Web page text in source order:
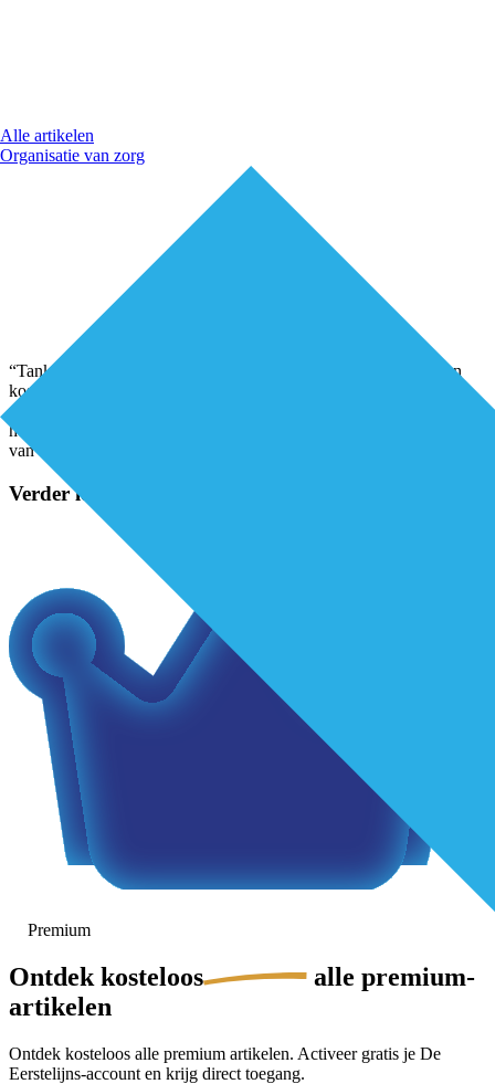
Alle artikelen
Organisatie van zorg
“Tankers van koers laten veranderen vergt een ruim vaarwater en
kost tijd. De eerstelijnszorg is zo’n tanker die een ingezette koers
volgt, zich niet in ruim vaarwater bevindt en dus veel tijd nodig
heeft om een andere koers in te slaan. Dat leidt ertoe dat het profiel
van de eerstelijnszorg
Verder lezen?
Premium
Ontdek kosteloos
alle premium-
artikelen
Ontdek kosteloos alle premium artikelen. Activeer gratis je De
Eerstelijns-account en krijg direct toegang.